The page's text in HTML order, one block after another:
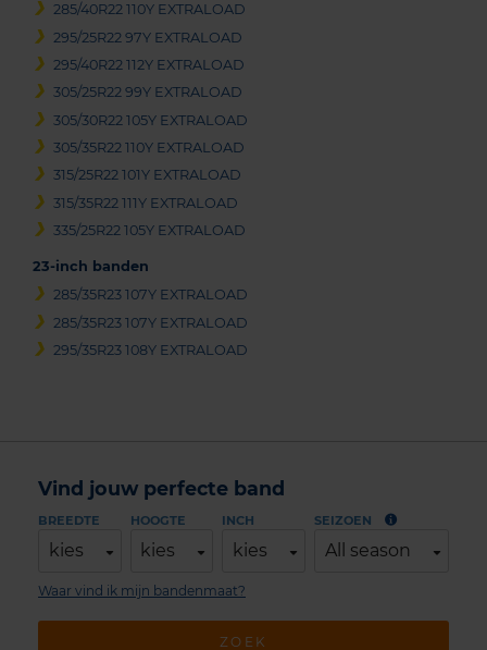
285/40R22 110Y EXTRALOAD
295/25R22 97Y EXTRALOAD
295/40R22 112Y EXTRALOAD
305/25R22 99Y EXTRALOAD
305/30R22 105Y EXTRALOAD
305/35R22 110Y EXTRALOAD
315/25R22 101Y EXTRALOAD
315/35R22 111Y EXTRALOAD
335/25R22 105Y EXTRALOAD
23-inch banden
285/35R23 107Y EXTRALOAD
285/35R23 107Y EXTRALOAD
295/35R23 108Y EXTRALOAD
Vind jouw perfecte band
BREEDTE
kies
HOOGTE
kies
INCH
kies
SEIZOEN
All season
ZOEK
Waar vind ik mijn bandenmaat?